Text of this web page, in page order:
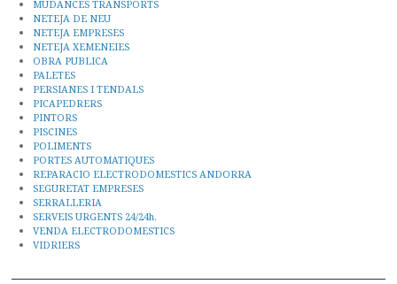
MUDANCES TRANSPORTS
NETEJA DE NEU
NETEJA EMPRESES
NETEJA XEMENEIES
OBRA PUBLICA
PALETES
PERSIANES I TENDALS
PICAPEDRERS
PINTORS
PISCINES
POLIMENTS
PORTES AUTOMATIQUES
REPARACIO ELECTRODOMESTICS ANDORRA
SEGURETAT EMPRESES
SERRALLERIA
SERVEIS URGENTS 24/24h.
VENDA ELECTRODOMESTICS
VIDRIERS